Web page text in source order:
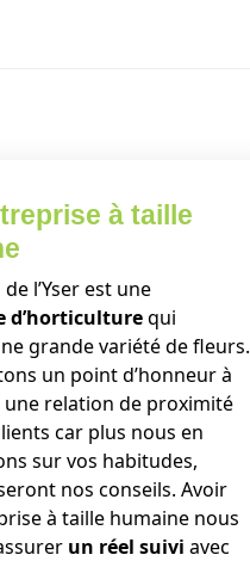
à taille
l’Yser est une
d’horticulturequi
grande variété de fleurs.
un point d’honneur à
relation de proximité
car plus nous en
sur vos habitudes,
nos conseils. Avoir
à taille humaine nous
un réel suivi avec